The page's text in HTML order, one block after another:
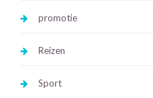
promotie
Reizen
Sport